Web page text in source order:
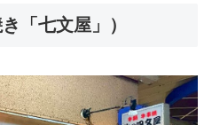
「七文屋」）